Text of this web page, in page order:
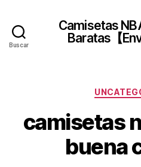
Buscar
Camisetas
Baratas【
camisetas
buena